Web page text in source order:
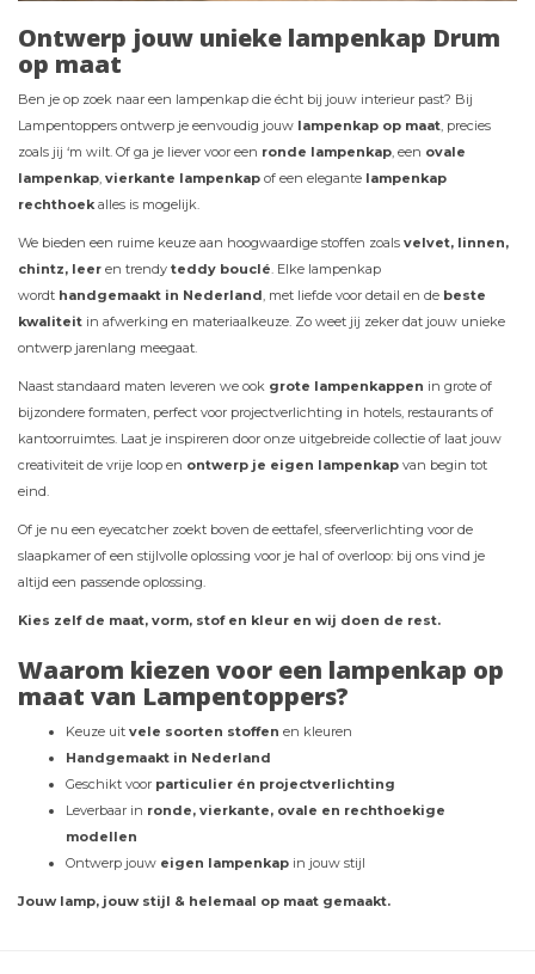
Ontwerp jouw unieke lampenkap Drum
op maat
Ben je op zoek naar een lampenkap die écht bij jouw interieur past? Bij
Lampentoppers ontwerp je eenvoudig jouw lampenkap op maat, precies
zoals jij ‘m wilt. Of ga je liever voor een ronde lampenkap, een ovale
lampenkap, vierkante lampenkap of een elegante lampenkap
rechthoekalles is mogelijk.
We bieden een ruime keuze aan hoogwaardige stoffen zoals velvet, linnen,
chintz, leer en trendy teddy bouclé. Elke lampenkap
wordt handgemaakt in Nederland, met liefde voor detail en de beste
kwaliteit in afwerking en materiaalkeuze. Zo weet jij zeker dat jouw unieke
ontwerp jarenlang meegaat.
Naast standaard maten leveren we ook grote lampenkappen in grote of
bijzondere formaten, perfect voor projectverlichting in hotels, restaurants of
kantoorruimtes. Laat je inspireren door onze uitgebreide collectie of laat jouw
creativiteit de vrije loop en ontwerp je eigen lampenkap van begin tot
eind.
Of je nu een eyecatcher zoekt boven de eettafel, sfeerverlichting voor de
slaapkamer of een stijlvolle oplossing voor je hal of overloop: bij ons vind je
altijd een passende oplossing.
Kies zelf de maat, vorm, stof en kleur en wij doen de rest.
Waarom kiezen voor een lampenkap op
maat van Lampentoppers?
Keuze uit vele soorten stoffen en kleuren
Handgemaakt in Nederland
Geschikt voor particulier én projectverlichting
Leverbaar in ronde, vierkante, ovale en rechthoekige
modellen
Ontwerp jouw eigen lampenkap in jouw stijl
Jouw lamp, jouw stijl & helemaal op maat gemaakt.